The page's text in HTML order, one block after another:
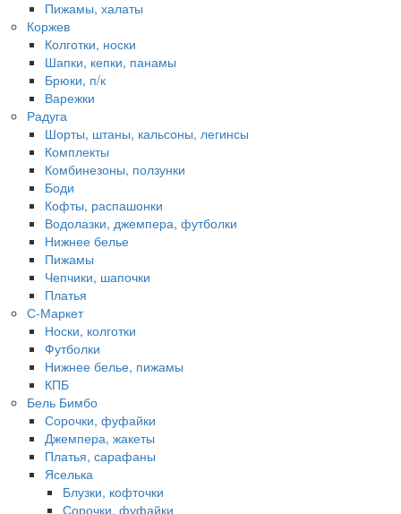
Пижамы, халаты
Коржев
Колготки, носки
Шапки, кепки, панамы
Брюки, п/к
Варежки
Радуга
Шорты, штаны, кальсоны, легинсы
Комплекты
Комбинезоны, ползунки
Боди
Кофты, распашонки
Водолазки, джемпера, футболки
Нижнее белье
Пижамы
Чепчики, шапочки
Платья
С-Маркет
Носки, колготки
Футболки
Нижнее белье, пижамы
КПБ
Бель Бимбо
Сорочки, фуфайки
Джемпера, жакеты
Платья, сарафаны
Яселька
Блузки, кофточки
Сорочки, фуфайки